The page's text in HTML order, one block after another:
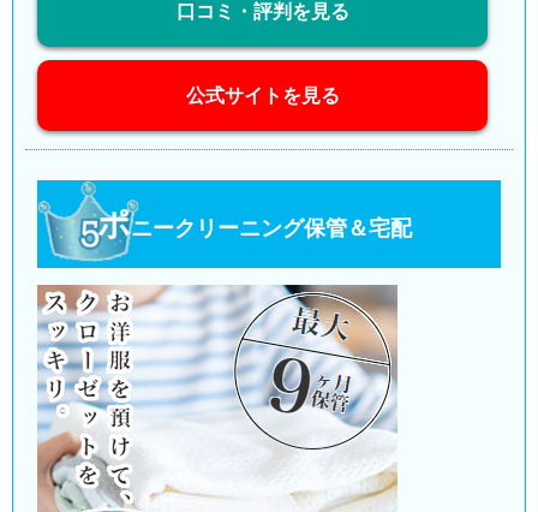
口コミ・評判を見る
公式サイトを見る
ポニークリーニング保管＆宅配